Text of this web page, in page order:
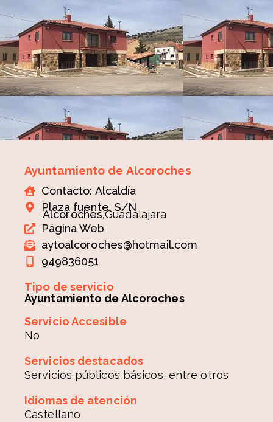
Ayuntamiento de Alcoroches
Contacto: Alcaldía
Plaza fuente, S/N
Alcoroches,Guadalajara
Página Web
aytoalcoroches@hotmail.com
949836051
Tipo de servicio
Ayuntamiento de Alcoroches
Servicio Accesible
No
Servicios destacados
Servicios públicos básicos, entre otros
Idiomas de atención
Castellano